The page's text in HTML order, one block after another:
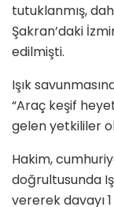
tutuklanmış,
Şakran’daki
edilmişti.
Işık
“Araç keşif
gelen yetkililer
Hakim,
doğrultusunda
vererek davayı